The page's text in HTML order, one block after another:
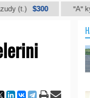
$300 "А" kysymly